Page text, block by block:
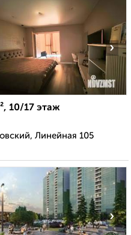
›
10/17 этаж
Линейная 105
›